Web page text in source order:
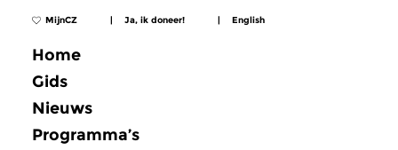
MijnCZ | Ja, ik doneer! | English
Home
Gids
Nieuws
Programma’s